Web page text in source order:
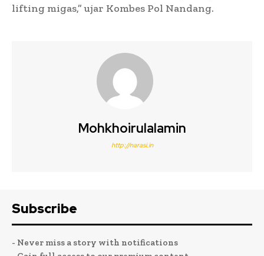
lifting migas,” ujar Kombes Pol Nandang.
Mohkhoirulalamin
http://narasi.in
Subscribe
- Never miss a story with notifications